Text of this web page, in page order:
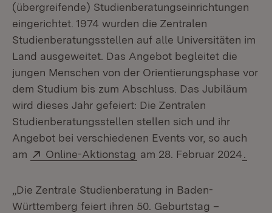
(übergreifende) Studienberatungseinrichtungen
eingerichtet. 1974 wurden die Zentralen
Studienberatungsstellen auf alle Universitäten im
Land ausgeweitet. Das Angebot begleitet die
jungen Menschen von der Orientierungsphase vor
dem Studium bis zum Abschluss. Das Jubiläum
wird dieses Jahr gefeiert: Die Zentralen
Studienberatungsstellen stellen sich und ihr
Angebot bei verschiedenen Events vor, so auch
am
Extern:
Online-Aktionstag (Öffnet in neuem Fenster)
am 28. Februar 2024
„Die Zentrale Studienberatung in Baden-
Württemberg feiert ihren 50. Geburtstag –